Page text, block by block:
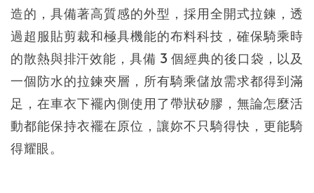
造的，具備著高質感的外型，採用全開式拉鍊，透
過超服貼剪裁和極具機能的布料科技，確保騎乘時
的散熱與排汗效能，具備 3 個經典的後口袋，以及
一個防水的拉鍊夾層，所有騎乘儲放需求都得到滿
足，在車衣下襬內側使用了帶狀矽膠，無論怎麼活
動都能保持衣襬在原位，讓妳不只騎得快，更能騎
得耀眼。